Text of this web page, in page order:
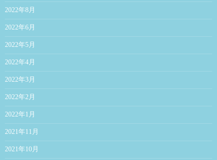
2022年8月
2022年6月
2022年5月
2022年4月
2022年3月
2022年2月
2022年1月
2021年11月
2021年10月